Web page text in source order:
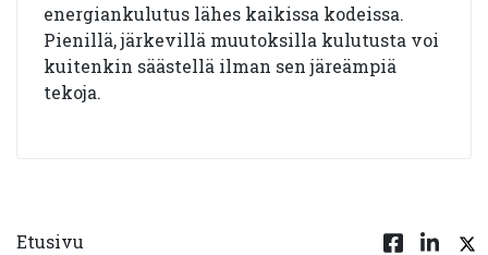
energiankulutus lähes kaikissa kodeissa.
Pienillä, järkevillä muutoksilla kulutusta voi
kuitenkin säästellä ilman sen järeämpiä
tekoja.
Etusivu